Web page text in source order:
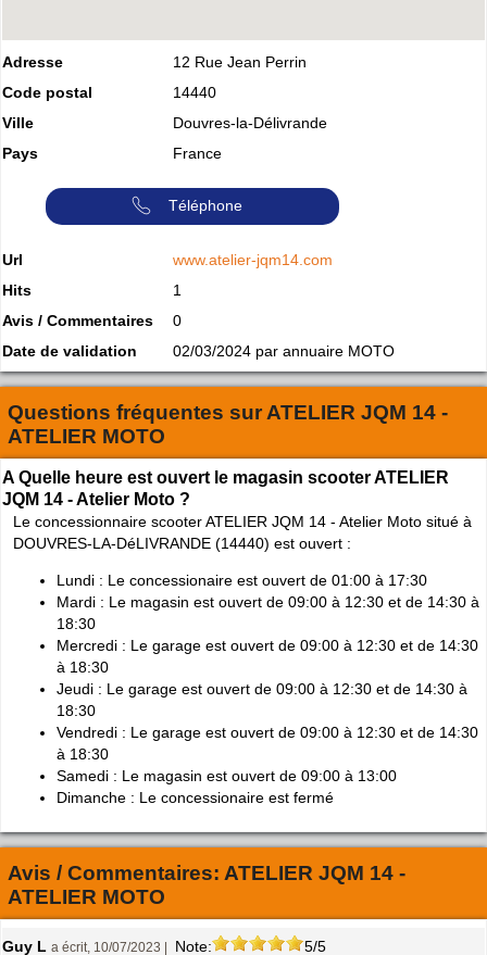
Adresse
12 Rue Jean Perrin
Code postal
14440
Ville
Douvres-la-Délivrande
Pays
France
Téléphone
Url
www.atelier-jqm14.com
Hits
1
Avis / Commentaires
0
Date de validation
02/03/2024 par annuaire MOTO
Questions fréquentes surATELIER JQM 14 -
ATELIER MOTO
A Quelle heure est ouvert le magasin scooter ATELIER
JQM 14 - Atelier Moto ?
Le concessionnaire scooter ATELIER JQM 14 - Atelier Moto situé à
DOUVRES-LA-DéLIVRANDE (14440) est ouvert :
Lundi : Le concessionaire est ouvert de 01:00 à 17:30
Mardi : Le magasin est ouvert de 09:00 à 12:30 et de 14:30 à
18:30
Mercredi : Le garage est ouvert de 09:00 à 12:30 et de 14:30
à 18:30
Jeudi : Le garage est ouvert de 09:00 à 12:30 et de 14:30 à
18:30
Vendredi : Le garage est ouvert de 09:00 à 12:30 et de 14:30
à 18:30
Samedi : Le magasin est ouvert de 09:00 à 13:00
Dimanche : Le concessionaire est fermé
Avis / Commentaires: ATELIER JQM 14 -
ATELIER MOTO
Guy L a écrit, 10/07/2023 | Note: 5/5